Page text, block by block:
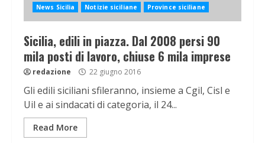
News Sicilia Notizie siciliane Province siciliane
Sicilia, edili in piazza. Dal 2008 persi 90
mila posti di lavoro, chiuse 6 mila imprese
redazione 22 giugno 2016
Gli edili siciliani sfileranno, insieme a Cgil, Cisl e
Uil e ai sindacati di categoria, il 24...
Read More